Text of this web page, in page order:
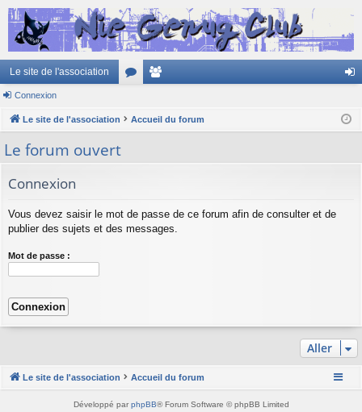
Le site de l'association
u m ne
Connexion
Le site de l'association Accueil du forum
Le forum ouvert
Connexion
Vous devez saisir le mot de passe de ce forum afin de consulter et de
publier des sujets et des messages.
Mot de passe :
Aller
Le site de l'association Accueil du forum
Développé par phpBB® Forum Software © phpBB Limited